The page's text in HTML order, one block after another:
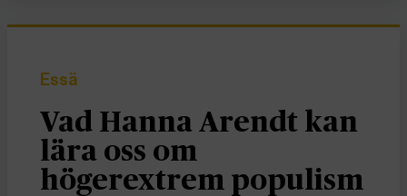
Essä
Vad Hanna Arendt kan
lära oss om
högerextrem populism